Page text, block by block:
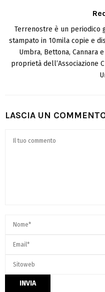
Terrenostre è un periodico
stampato in 10mila copie e
Umbra, Bettona, Cannara
proprietà dell’Associazione
LASCIA UN